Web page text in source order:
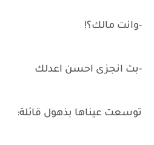
-وانت مالك؟!
-بت انجزى احسن اعدلك
توسعت عيناها بذهول قائلة: